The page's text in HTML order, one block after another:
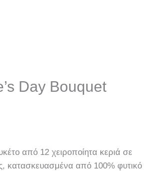
Day Bouquet
από 12 χειροποίητα κεριά σε
κατασκευασμένα από 100% φυτικό